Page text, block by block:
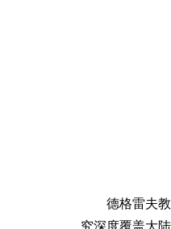
德格雷夫
究深度覆盖大